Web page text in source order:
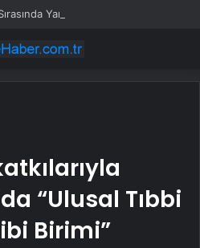
Yaralanmalar
“Ulusal Tıbbi
Birimi”